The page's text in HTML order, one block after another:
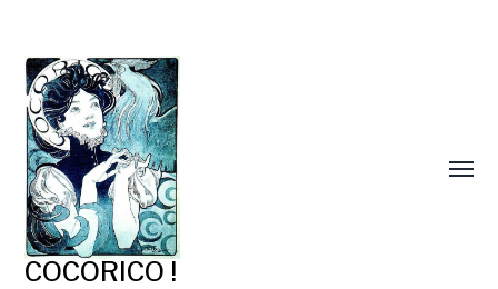
COCORICO !